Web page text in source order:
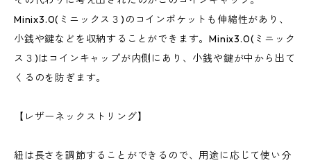
Minix3.0(ミニックス３)のコインポケットも伸縮性があり、
小銭や鍵などを収納することができます。Minix3.0(ミニック
ス３)はコインキャップが内側にあり、小銭や鍵が中から出て
くるのを防ぎます。
【レザーネックストリング】
紐は長さを調節することができるので、用途に応じて使い分